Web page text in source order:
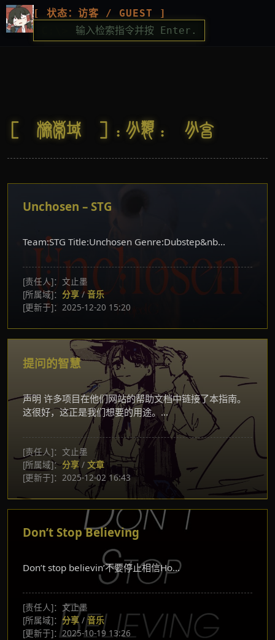
[ 状态：访客 / GUEST ]
[ 检索域 ]：分类： 分享
Unchosen – STG
Team:STG Title:Unchosen Genre:Dubstep&nb...
[责任人]：文止墨
[所属域]： 分享 /音乐
[更新于]：2025-12-20 15:20
提问的智慧
声明 许多项目在他们网站的帮助文档中链接了本指南。
这很好，这正是我们想要的用途。...
[责任人]：文止墨
[所属域]：分享/ 文章
[更新于]：2025-12-02 16:43
Don’t Stop Believing
Don’t stop believin’不要停止相信Ho...
[责任人]：文止墨
[所属域]：分享/音乐
[更新于]：2025-10-19 13:26